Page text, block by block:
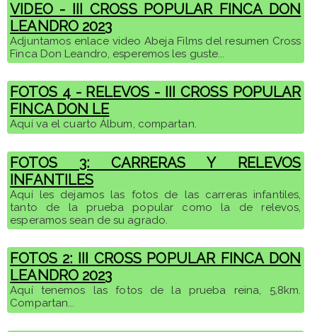
VIDEO - III CROSS POPULAR FINCA DON
LEANDRO 2023
Adjuntamos enlace video Abeja Films del resumen Cross
Finca Don Leandro, esperemos les guste...
FOTOS 4 - RELEVOS - III CROSS POPULAR
FINCA DON LE
Aquí va el cuarto Álbum, compartan.
FOTOS 3: CARRERAS Y RELEVOS
INFANTILES
Aquí les dejamos las fotos de las carreras infantiles,
tanto de la prueba popular como la de relevos,
esperamos sean de su agrado.
FOTOS 2: III CROSS POPULAR FINCA DON
LEANDRO 2023
Aquí tenemos las fotos de la prueba reina, 5,8km.
Compartan...